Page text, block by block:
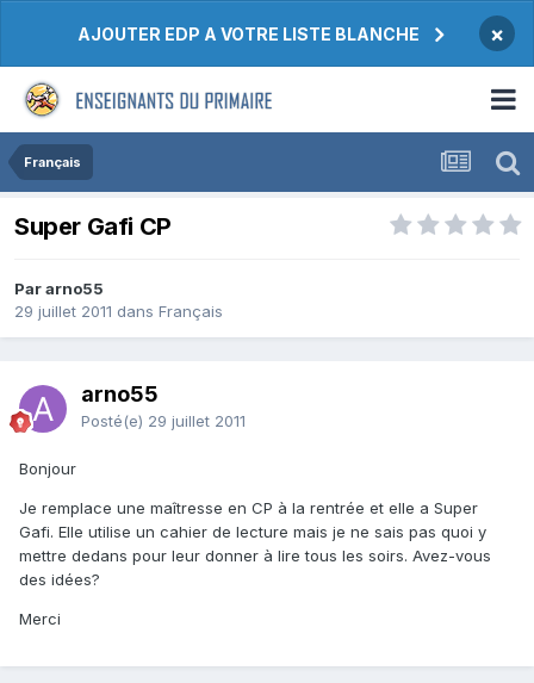
AJOUTER EDP A VOTRE LISTE BLANCHE ×
Français
Super Gafi CP
Par arno55
29 juillet 2011 dans Français
arno55
Posté(e) 29 juillet 2011
Bonjour
Je remplace une maîtresse en CP à la rentrée et elle a Super
Gafi. Elle utilise un cahier de lecture mais je ne sais pas quoi y
mettre dedans pour leur donner à lire tous les soirs. Avez-vous
des idées?
Merci